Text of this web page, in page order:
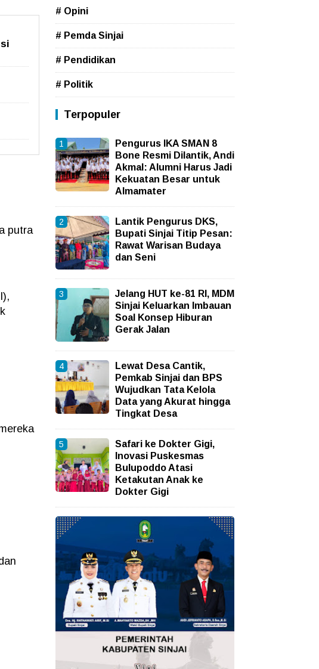
putra
# Opini
# Pemda Sinjai
# Pendidikan
# Politik
Terpopuler
Pengurus IKA SMAN 8
Bone Resmi Dilantik, Andi
Akmal: Alumni Harus Jadi
Kekuatan Besar untuk
Almamater
Lantik Pengurus DKS,
Bupati Sinjai Titip Pesan:
Rawat Warisan Budaya
dan Seni
Jelang HUT ke-81 RI, MDM
Sinjai Keluarkan Imbauan
Soal Konsep Hiburan
Gerak Jalan
Lewat Desa Cantik,
Pemkab Sinjai dan BPS
Wujudkan Tata Kelola
Data yang Akurat hingga
Tingkat Desa
Safari ke Dokter Gigi,
Inovasi Puskesmas
Bulupoddo Atasi
Ketakutan Anak ke
Dokter Gigi